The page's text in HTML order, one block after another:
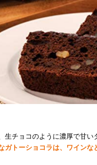
生チョコのように濃厚で甘い
ガトーショコラは、ワインな